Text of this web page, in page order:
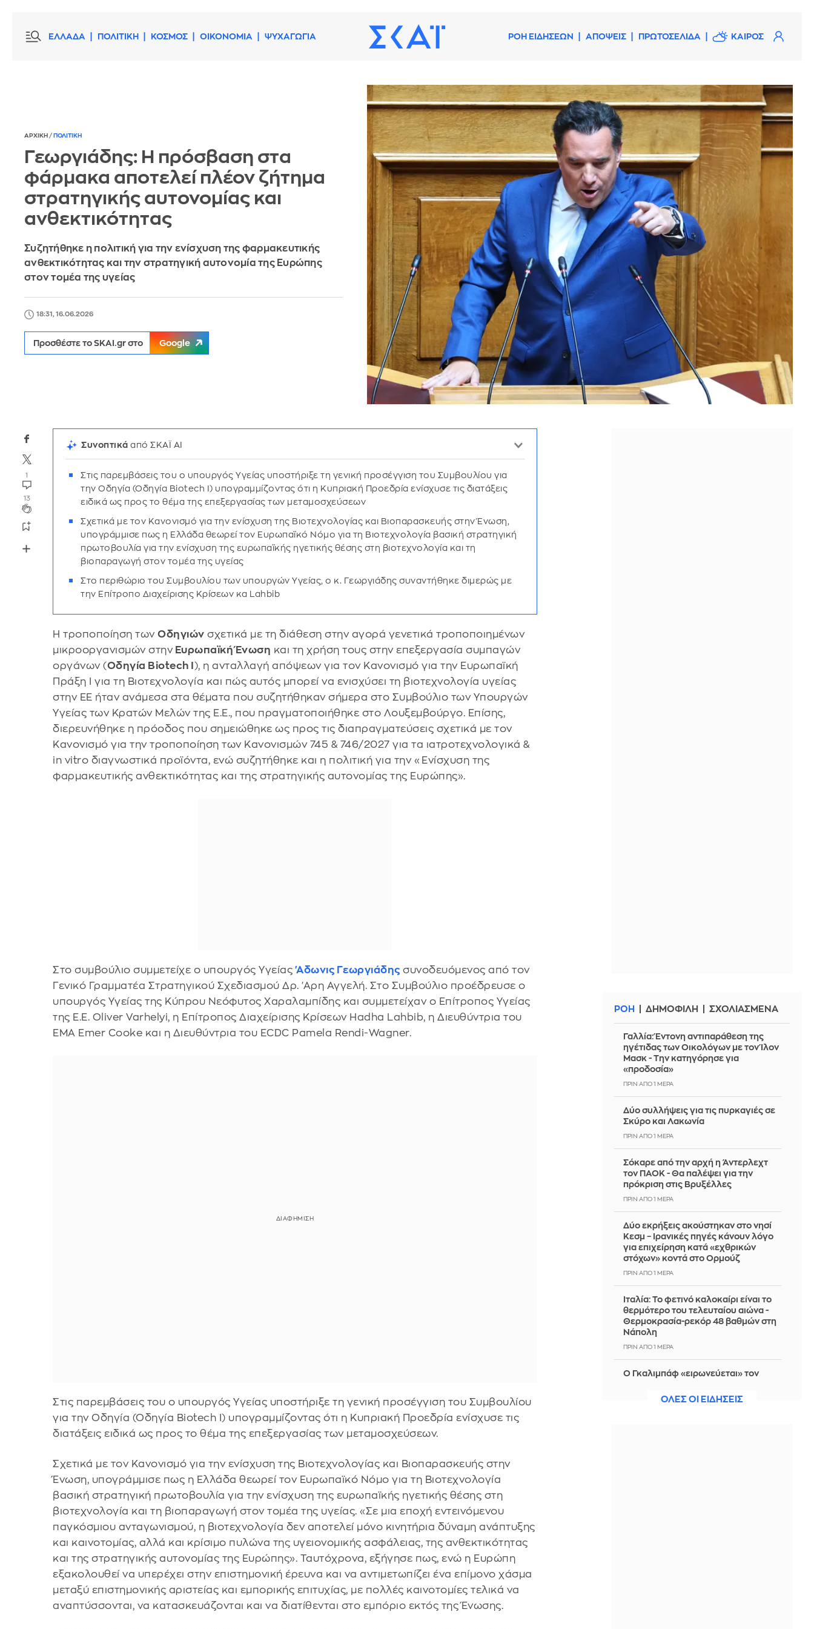
ΕΛΛΑΔΑ ΠΟΛΙΤΙΚΗ ΚΟΣΜΟΣ ΟΙΚΟΝΟΜΙΑ ΨΥΧΑΓΩΓΙΑ ΡΟΗ ΕΙΔΗΣΕΩΝ ΑΠΟΨΕΙΣ ΠΡΩΤΟΣΕΛΙΔΑ ΚΑΙΡΟΣ
ΑΡΧΙΚΗ / ΠΟΛΙΤΙΚΗ
Γεωργιάδης: Η πρόσβαση στα
φάρμακα αποτελεί πλέον ζήτημα
στρατηγικής αυτονομίας και
ανθεκτικότητας
Συζητήθηκε η πολιτική για την ενίσχυση της φαρμακευτικής
ανθεκτικότητας και την στρατηγική αυτονομία της Ευρώπης
στον τομέα της υγείας
18:31, 16.06.2026
Προσθέστε το SKAI.gr στο Google
1
13
Συνοπτικάαπό ΣΚΑΪ AI
Στις παρεμβάσεις του ο υπουργός Υγείας υποστήριξε τη γενική προσέγγιση του Συμβουλίου για
την Οδηγία (Οδηγία Biotech I) υπογραμμίζοντας ότι η Κυπριακή Προεδρία ενίσχυσε τις διατάξεις
ειδικά ως προς το θέμα της επεξεργασίας των μεταμοσχεύσεων
Σχετικά με τον Κανονισμό για την ενίσχυση της Βιοτεχνολογίας και Βιοπαρασκευής στην Ένωση,
υπογράμμισε πως η Ελλάδα θεωρεί τον Ευρωπαϊκό Νόμο για τη Βιοτεχνολογία βασική στρατηγική
πρωτοβουλία για την ενίσχυση της ευρωπαϊκής ηγετικής θέσης στη βιοτεχνολογία και τη
βιοπαραγωγή στον τομέα της υγείας
Στο περιθώριο του Συμβουλίου των υπουργών Υγείας, ο κ. Γεωργιάδης συναντήθηκε διμερώς με
την Επίτροπο Διαχείρισης Κρίσεων κα Lahbib
Η τροποποίηση τωνΟδηγιών σχετικά με τη διάθεση στην αγορά γενετικά τροποποιημένων
μικροοργανισμών στην Ευρωπαϊκή Ένωση και τη χρήση τους στην επεξεργασία συμπαγών
οργάνων (Οδηγία Biotech I ), η ανταλλαγή απόψεων για τον Κανονισμό για την Ευρωπαϊκή
Πράξη Ι για τη Βιοτεχνολογία και πώς αυτός μπορεί να ενισχύσει τη βιοτεχνολογία υγείας
στην ΕΕ ήταν ανάμεσα στα θέματα που συζητήθηκαν σήμερα στο Συμβούλιο των Υπουργών
Υγείας των Κρατών Μελών της Ε.Ε., που πραγματοποιήθηκε στο Λουξεμβούργο. Επίσης,
διερευνήθηκε η πρόοδος που σημειώθηκε ως προς τις διαπραγματεύσεις σχετικά με τον
Κανονισμό για την τροποποίηση των Κανονισμών 745 & 746/2027 για τα ιατροτεχνολογικά &
in vitro διαγνωστικά προϊόντα, ενώ συζητήθηκε και η πολιτική για την «Ενίσχυση της
φαρμακευτικής ανθεκτικότητας και της στρατηγικής αυτονομίας της Ευρώπης».
Στο συμβούλιο συμμετείχε ο υπουργός Υγείας 'Αδωνις Γεωργιάδης συνοδευόμενος από τον
Γενικό Γραμματέα Στρατηγικού Σχεδιασμού Δρ. 'Αρη Αγγελή. Στο Συμβούλιο προέδρευσε ο
υπουργός Υγείας της Κύπρου Νεόφυτος Χαραλαμπίδης και συμμετείχαν ο Επίτροπος Υγείας
της Ε.Ε. Οliver Varhelyi, η Επίτροπος Διαχείρισης Κρίσεων Ηadha Lahbib, η Διευθύντρια του
ΕΜΑ Emer Cooke και η Διευθύντρια του ΕCDC Pamela Rendi-Wagner.
Στις παρεμβάσεις του ο υπουργός Υγείας υποστήριξε τη γενική προσέγγιση του Συμβουλίου
για την Οδηγία (Οδηγία Biotech I) υπογραμμίζοντας ότι η Κυπριακή Προεδρία ενίσχυσε τις
διατάξεις ειδικά ως προς το θέμα της επεξεργασίας των μεταμοσχεύσεων.
Σχετικά με τον Κανονισμό για την ενίσχυση της Βιοτεχνολογίας και Βιοπαρασκευής στην
Ένωση, υπογράμμισε πως η Ελλάδα θεωρεί τον Ευρωπαϊκό Νόμο για τη Βιοτεχνολογία
βασική στρατηγική πρωτοβουλία για την ενίσχυση της ευρωπαϊκής ηγετικής θέσης στη
βιοτεχνολογία και τη βιοπαραγωγή στον τομέα της υγείας. «Σε μια εποχή εντεινόμενου
παγκόσμιου ανταγωνισμού, η βιοτεχνολογία δεν αποτελεί μόνο κινητήρια δύναμη ανάπτυξης
και καινοτομίας, αλλά και κρίσιμο πυλώνα της υγειονομικής ασφάλειας, της ανθεκτικότητας
και της στρατηγικής αυτονομίας της Ευρώπης». Ταυτόχρονα, εξήγησε πως, ενώ η Ευρώπη
εξακολουθεί να υπερέχει στην επιστημονική έρευνα και να αντιμετωπίζει ένα επίμονο χάσμα
μεταξύ επιστημονικής αριστείας και εμπορικής επιτυχίας, με πολλές καινοτομίες τελικά να
αναπτύσσονται, να κατασκευάζονται και να διατίθενται στο εμπόριο εκτός της Ένωσης.
ΡΟΗ ΔΗΜΟΦΙΛΗ ΣΧΟΛΙΑΣΜΕΝΑ
Γαλλία: Έντονη αντιπαράθεση της
ηγέτιδας των Οικολόγων με τον Ίλον
Μασκ - Την κατηγόρησε για
«προδοσία»
ΠΡΙΝ ΑΠΌ 1 ΜΈΡΑ
Δύο συλλήψεις για τις πυρκαγιές σε
Σκύρο και Λακωνία
ΠΡΙΝ ΑΠΌ 1 ΜΈΡΑ
Σόκαρε από την αρχή η Άντερλεχτ
τον ΠΑΟΚ - Θα παλέψει για την
πρόκριση στις Βρυξέλλες
ΠΡΙΝ ΑΠΌ 1 ΜΈΡΑ
Δύο εκρήξεις ακούστηκαν στο νησί
Κεσμ – Ιρανικές πηγές κάνουν λόγο
για επιχείρηση κατά «εχθρικών
στόχων» κοντά στο Ορμούζ
ΠΡΙΝ ΑΠΌ 1 ΜΈΡΑ
Ιταλία: To φετινό καλοκαίρι είναι το
θερμότερο του τελευταίου αιώνα -
Θερμοκρασία-ρεκόρ 48 βαθμών στη
Νάπολη
ΠΡΙΝ ΑΠΌ 1 ΜΈΡΑ
Ο Γκαλιμπάφ «ειρωνεύεται» τον
περιμένετε, δεν πειράζει, θέλουν να
ΟΛΕΣ ΟΙ ΕΙΔΗΣΕΙΣ